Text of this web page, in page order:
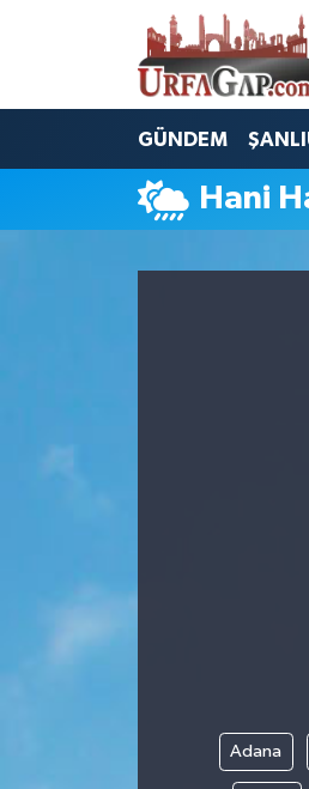
GÜNDEM
Hani
Adana
Nöbetçi Eczaneler
Hava Durumu
Namaz Vakitleri
Trafik Durumu
Süper Lig Puan Durumu